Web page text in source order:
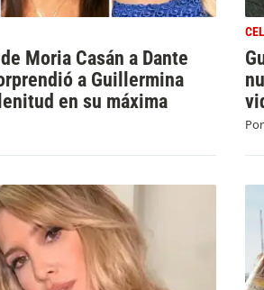
Moria Casán a Dante
a Guillermina
en su máxima
Por